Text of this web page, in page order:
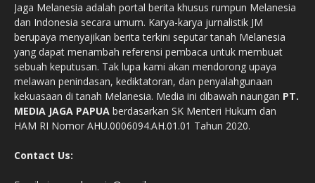
Jaga Melanesia adalah portal berita khusus rumpun Melanesia
dan Indonesia secara umum. Karya-karya jurnalistik JM
berupaya menyajikan berita terkini seputar tanah Melanesia
yang dapat menambah referensi pembaca untuk membuat
sebuah keputusan. Tak lupa kami akan mendorong upaya
melawan penindasan, kediktatoran, dan penyalahgunaan
kekuasaan di tanah Melanesia. Media ini dibawah naungan PT.
MEDIA JAGA PAPUA berdasarkan SK Menteri Hukum dan
HAM RI Nomor AHU.0006094.AH.01.01 Tahun 2020.
Contact Us: